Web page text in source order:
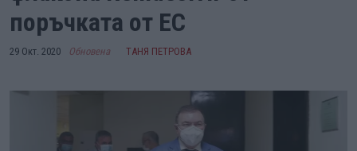
поръчката от ЕС
29 Окт. 2020 Обновена ТАНЯ ПЕТРОВА